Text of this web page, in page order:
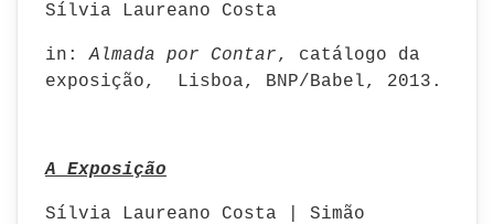
Sílvia Laureano Costa
in: Almada por Contar, catálogo da
exposição, Lisboa, BNP/Babel, 2013.
A Exposição
Sílvia Laureano Costa | Simão